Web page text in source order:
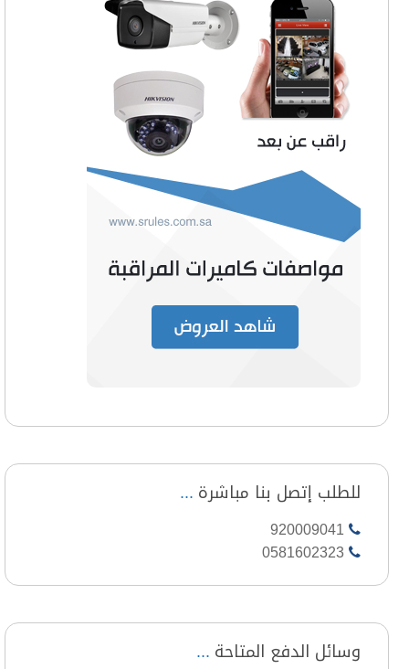
للطلب إتصل بنا مباشرة
920009041
0581602323
وسائل الدفع المتاحة